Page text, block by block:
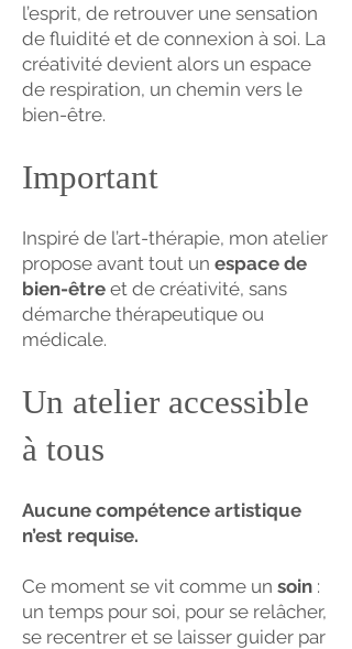
l’esprit, de retrouver une sensation
de fluidité et de connexion à soi. La
créativité devient alors un espace
de respiration, un chemin vers le
bien-être.
Important
Inspiré de l’art-thérapie, mon atelier
propose avant tout un espace de
bien-être et de créativité, sans
démarche thérapeutique ou
médicale.
Un atelier accessible
à tous
Aucune compétence artistique
n’est requise.
Ce moment se vit comme un soin :
un temps pour soi, pour se relâcher,
se recentrer et se laisser guider par